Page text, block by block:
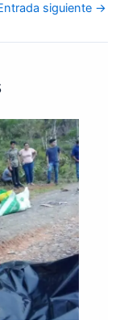
siguiente →